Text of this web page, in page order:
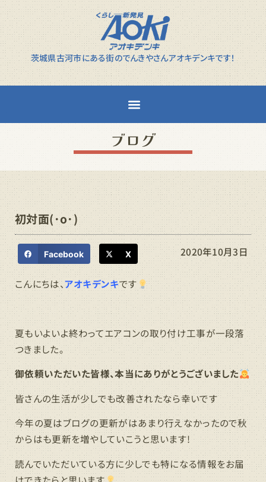
茨城県古河市にある街のでんきやさんアオキデンキです！
ブログ
初対面(･o･)
Facebook X 2020年10月3日
こんにちは、アオキデンキです
夏もいよいよ終わってエアコンの取り付け工事が一段落
つきました。
御依頼いただいた皆様、本当にありがとうございました
皆さんの生活が少しでも改善されたなら幸いです
今年の夏はブログの更新がはあまり行えなかったので秋
からはも更新を増やしていこうと思います!
読んでいただいている方に少しでも特になる情報をお届
けできたらと思います